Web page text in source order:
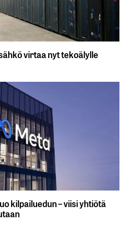
virtaa nyt tekoälylle
kilpailuedun – viisi yhtiötä